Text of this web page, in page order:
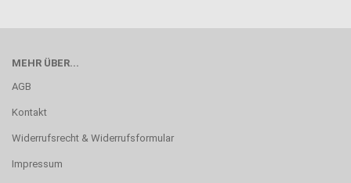
MEHR ÜBER...
AGB
Kontakt
Widerrufsrecht & Widerrufsformular
Impressum